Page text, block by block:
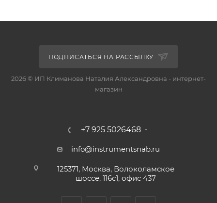
ПОДПИСАТЬСЯ НА РАССЫЛКУ
2026 © ИП Климанова Наталия Александровна - интернет-
магазин
+7 925 5026468
info@instrumentsnab.ru
125371, Москва, Волоколамское
шоссе, 116с1, офис 437